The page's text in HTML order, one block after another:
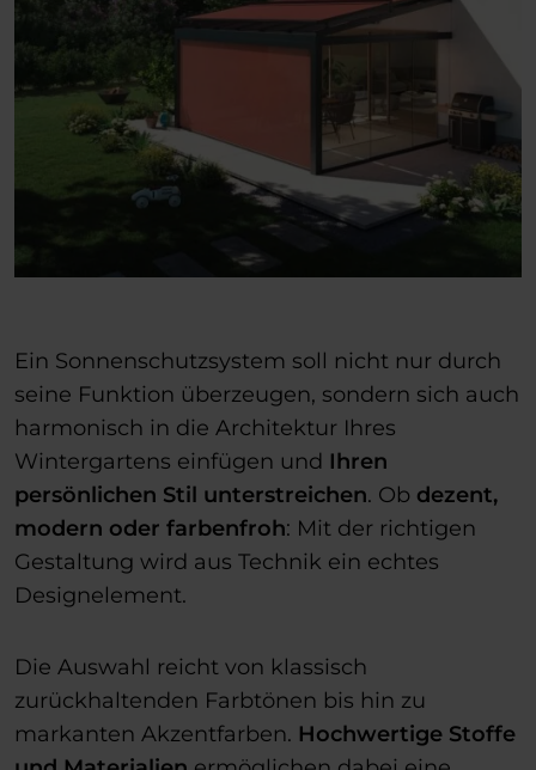
Ein Sonnenschutzsystem soll nicht nur durch
seine Funktion überzeugen, sondern sich auch
harmonisch in die Architektur Ihres
Wintergartens einfügen und Ihren
persönlichen Stil unterstreichen. Ob dezent,
modern oder farbenfroh: Mit der richtigen
Gestaltung wird aus Technik ein echtes
Designelement.
Die Auswahl reicht von klassisch
zurückhaltenden Farbtönen bis hin zu
markanten Akzentfarben. Hochwertige Stoffe